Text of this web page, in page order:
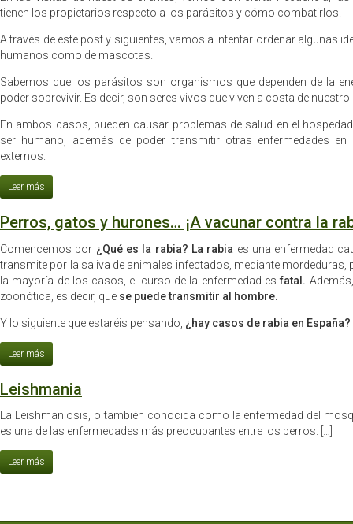
tienen los propietarios respecto a los parásitos y cómo combatirlos.
A través de este post y siguientes, vamos a intentar ordenar algunas
humanos como de mascotas.
Sabemos que los parásitos son organismos que dependen de la
poder sobrevivir. Es decir, son seres vivos que viven a costa de nuestro
En ambos casos, pueden causar problemas de salud en el
ser humano, además de poder transmitir otras enfermedades
externos.
Perros, gatos y hurones… ¡A vacunar contra la
Comencemos por ¿Qué es la rabia? La rabia es una enfermedad
transmite por la saliva de animales infectados, mediante mordeduras,
la mayoría de los casos, el curso de la enfermedad esfatal.
zoonótica, es decir, que se puede transmitir al hombre.
Y lo siguiente que estaréis pensando, ¿hay casos de rabia en España?
Leishmania
La Leishmaniosis, o también conocida como la enfermedad del
es una de las enfermedades más preocupantes entre los perros. […]